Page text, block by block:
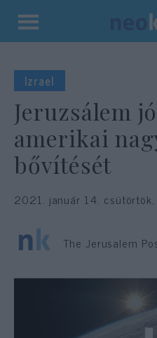
Kilépés
tartalomba
Izrael
Jeruzsálem
amerikai
bővítését
2021. január 14.
The Jerusalem